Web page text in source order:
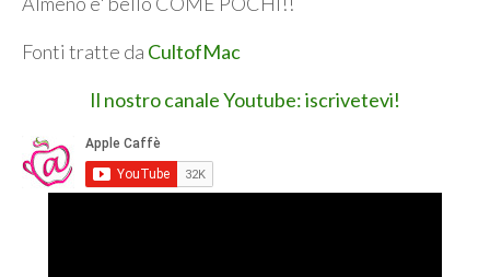
Fonti tratte da CultofMac
Il nostro canale Youtube: iscrivetevi!